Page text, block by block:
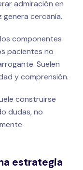
admiración en
cercanía.
componentes
pacientes no
Suelen
y comprensión.
construirse
dudas, no
estrategia